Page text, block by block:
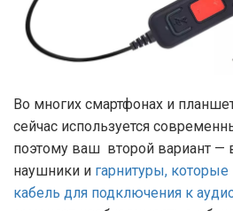
Во многих смартфонах и
сейчас используется
поэтому ваш второй вариант —
наушники и гарнитуры,
кабель для подключения к